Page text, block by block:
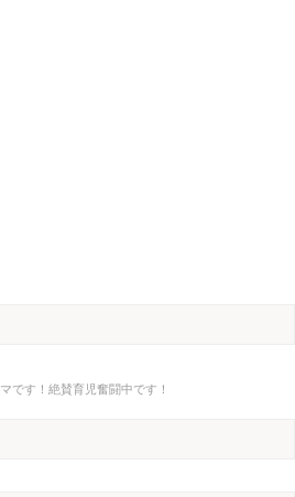
です！絶賛育児奮闘中です！